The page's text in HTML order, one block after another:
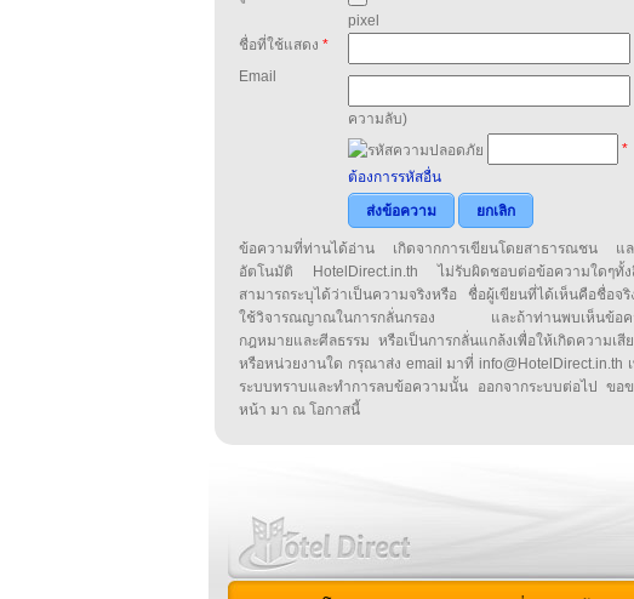
pixel
ชื่อที่ใช้แสดง *
Email
ความลับ)
*
ต้องการรหัสอื่น
ส่งข้อความ
ยกเลิก
ข้อความที่ท่านได้อ่าน เกิดจากการเขียนโดยสาธารณชน แล
อัตโนมัติ HotelDirect.in.th ไม่รับผิดชอบต่อข้อความใดๆทั้
สามารถระบุได้ว่าเป็นความจริงหรือ ชื่อผู้เขียนที่ได้เห็นคือชื่อจ
ใช้วิจารณญาณในการกลั่นกรอง และถ้าท่านพบเห็นข้อค
กฎหมายและศีลธรรม หรือเป็นการกลั่นแกล้งเพื่อให้เกิดความเ
หรือหน่วยงานใด กรุณาส่ง email มาที่ info@HotelDirect.in.th
ระบบทราบและทำการลบข้อความนั้น ออกจากระบบต่อไป ขอ
หน้า มา ณ โอกาสนี้